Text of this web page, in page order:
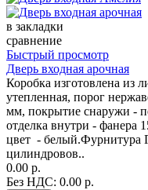
в закладки
сравнение
Быстрый просмотр
Дверь входная арочная
Коробка изготовлена из
утепленная, порог
мм, покрытие снаружи -
отделка внутри - фанера
цвет - белый.Фурнитура
цилиндровов..
0.00 р.
Без НДС: 0.00 р.